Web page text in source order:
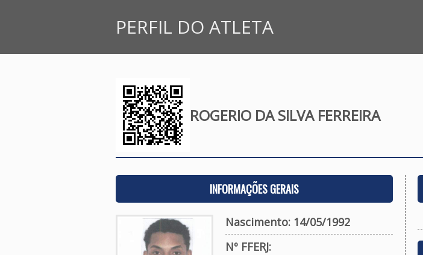
PERFIL DO ATLETA
ROGERIO DA SILVA FERREIRA
INFORMAÇÕES GERAIS
Nascimento: 14/05/1992
Nº FFERJ: